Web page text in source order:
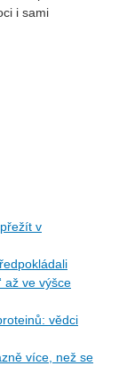
i sami
v
až ve výšce
vědci
více, než se